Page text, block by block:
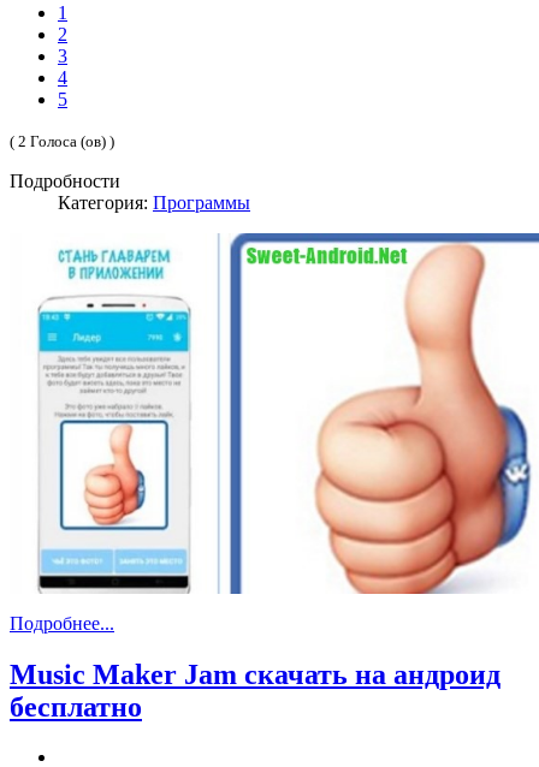
1
2
3
4
5
( 2 Голоса (ов) )
Подробности
Категория: Программы
Подробнее...
Music Maker Jam скачать на андроид
бесплатно